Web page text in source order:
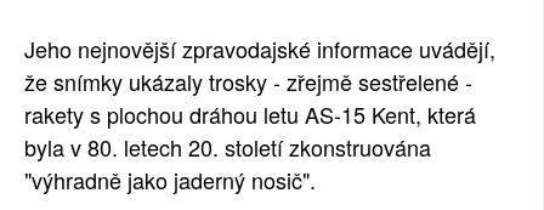
Jeho nejnovější zpravodajské informace uvádějí,
že snímky ukázaly trosky - zřejmě sestřelené -
rakety s plochou dráhou letu AS-15 Kent, která
byla v 80. letech 20. století zkonstruována
"výhradně jako jaderný nosič".